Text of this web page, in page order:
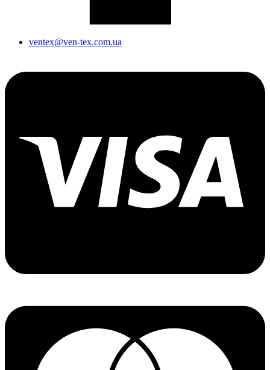
ventex@ven-tex.com.ua